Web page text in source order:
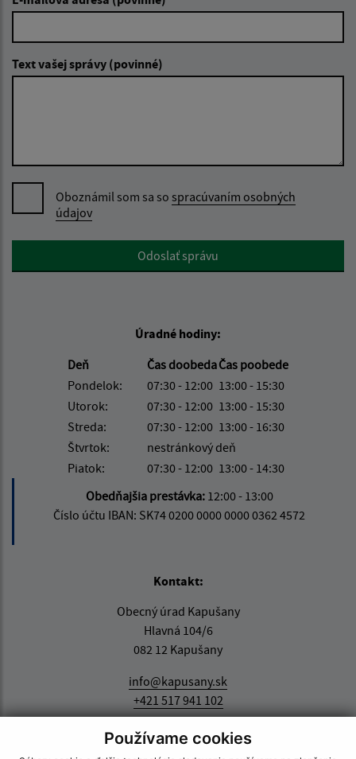
Používame cookies
Text vašej správy (povinné)
Oboznámil som sa so spracúvaním osobných
údajov
Google reCaptcha ResponseOdoslať správu
Úradné hodiny:
Deň
Čas doobedaČas poobede
Pondelok:
07:30 - 12:00 13:00 - 15:30
Utorok:
07:30 - 12:00 13:00 - 15:30
Streda:
07:30 - 12:00 13:00 - 16:30
Štvrtok:
nestránkový deň
Piatok:
07:30 - 12:00 13:00 - 14:30
Obedňajšia prestávka: 12:00 - 13:00
Číslo účtu IBAN: SK74 0200 0000 0000 0362 4572
Kontakt:
Obecný úrad Kapušany
Hlavná 104/6
082 12 Kapušany
info@kapusany.sk
+421 517 941 102
IČO: 00327239